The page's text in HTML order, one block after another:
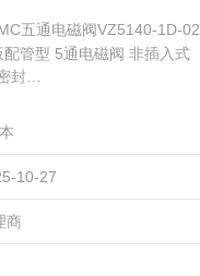
五通电磁阀VZ5140-1D-02
管型 5通电磁阀 非插入式
封
10-27
商